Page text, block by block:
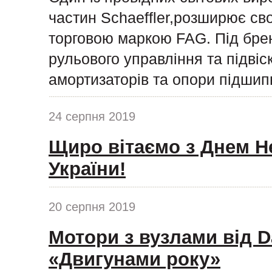
частин Schaeffler,розширює
торговою маркою FAG. Під
рульового управління та
амортизаторів та опори
24 серпня 2019
Щиро вітаємо з Днем
України!
20 серпня 2019
Мотори з вузлами від
«Двигунами року»